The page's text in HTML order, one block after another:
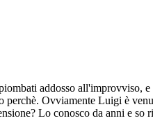
addosso all'improvviso,
perchè. Ovviamente Luigi è
Lo conosco da anni e